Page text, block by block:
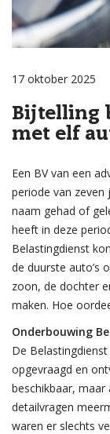
17 oktober 2025
Bijtelling
met elf
Een BV van een
periode van zeven
naam gehad of
heeft in deze
Belastingdienst
de duurste auto’s
zoon, de dochter
maken. Hoe
Onderbouwing
De
opgevraagd en
beschikbaar,
detailvragen
waren er slechts